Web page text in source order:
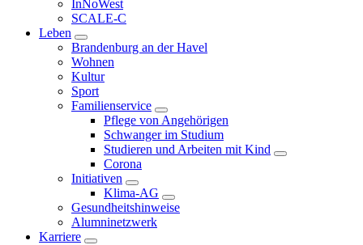
InNoWest
SCALE-C
Leben
Brandenburg an der Havel
Wohnen
Kultur
Sport
Familienservice
Pflege von Angehörigen
Schwanger im Studium
Studieren und Arbeiten mit Kind
Corona
Initiativen
Klima-AG
Gesundheitshinweise
Alumninetzwerk
Karriere